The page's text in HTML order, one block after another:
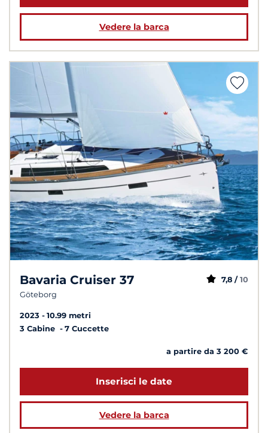
Vedere la barca
Bavaria Cruiser 37
Göteborg
7,8 / 10
2023
10.99 metri
3 Cabine
7 Cuccette
a partire da 3 200 €
Inserisci le date
Vedere la barca